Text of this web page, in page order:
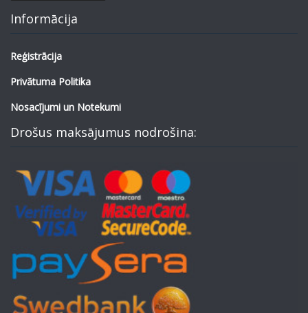
Informācija
Reģistrācija
Privātuma Politika
Nosacījumi un Notekumi
Drošus maksājumus nodrošina: